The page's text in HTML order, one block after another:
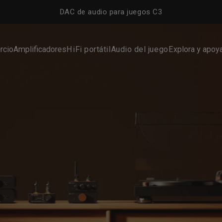
DAC de audio para juegos C3
AmplificadoresHiFi portátilAudio del juegoExplora y